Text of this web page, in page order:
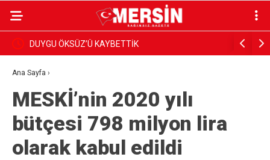
BAŞKAN YILDIZ, SAHADAKİ ÇALIŞMALARI YERİNDE
İNCELEDİ
Dim,
Ana Sayfa ›
MESKİ’nin 2020 yılı
bütçesi 798 milyon lira
olarak kabul edildi